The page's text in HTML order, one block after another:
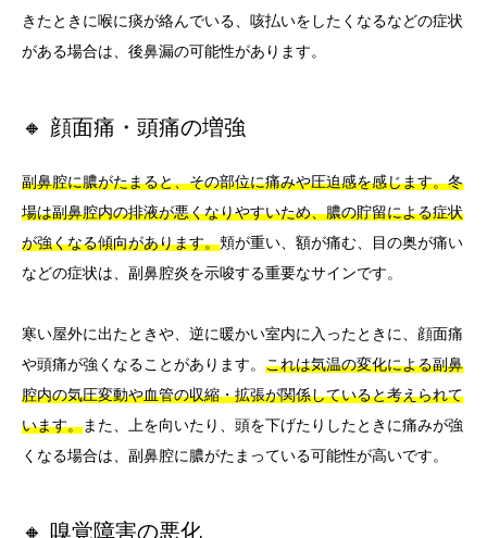
きたときに喉に痰が絡んでいる、咳払いをしたくなるなどの症状
がある場合は、後鼻漏の可能性があります。
🔸 顔面痛・頭痛の増強
副鼻腔に膿がたまると、その部位に痛みや圧迫感を感じます。冬
場は副鼻腔内の排液が悪くなりやすいため、膿の貯留による症状
が強くなる傾向があります。頬が重い、額が痛む、目の奥が痛い
などの症状は、副鼻腔炎を示唆する重要なサインです。
寒い屋外に出たときや、逆に暖かい室内に入ったときに、顔面痛
や頭痛が強くなることがあります。 これは気温の変化による副鼻
腔内の気圧変動や血管の収縮・拡張が関係していると考えられて
います。また、上を向いたり、頭を下げたりしたときに痛みが強
くなる場合は、副鼻腔に膿がたまっている可能性が高いです。
🔸 嗅覚障害の悪化